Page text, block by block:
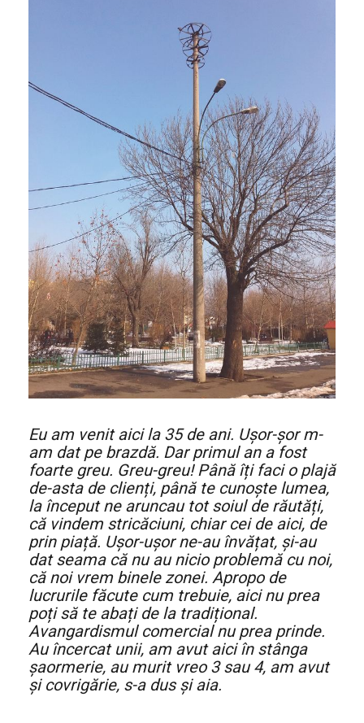
Eu am venit aici la 35 de ani. Ușor-șor m-
am dat pe brazdă. Dar primul an a fost
foarte greu. Greu-greu! Până îți faci o plajă
de-asta de clienți, până te cunoște lumea,
la început ne aruncau tot soiul de răutăți,
că vindem stricăciuni, chiar cei de aici, de
prin piață. Ușor-ușor ne-au învățat, și-au
dat seama că nu au nicio problemă cu noi,
că noi vrem binele zonei. Apropo de
lucrurile făcute cum trebuie, aici nu prea
poți să te abați de la tradițional.
Avangardismul comercial nu prea prinde.
Au încercat unii, am avut aici în stânga
șaormerie, au murit vreo 3 sau 4, am avut
și covrigărie, s-a dus și aia.